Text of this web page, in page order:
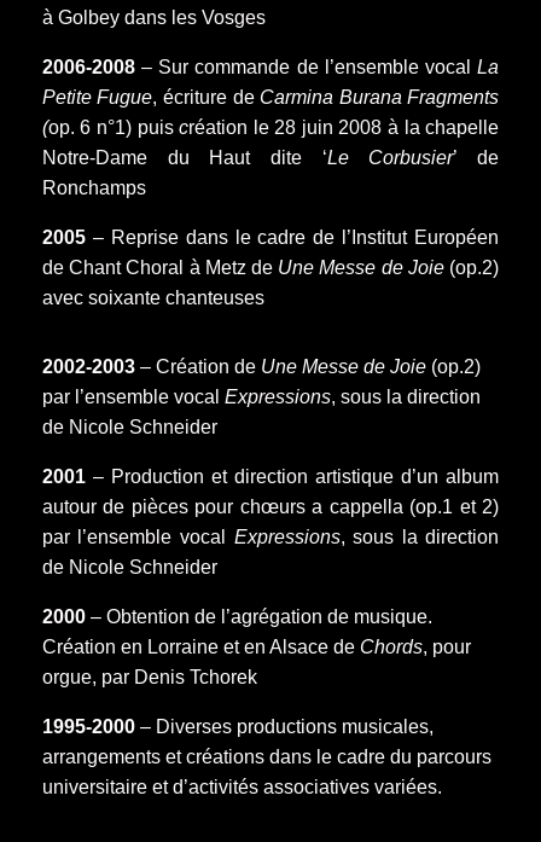
à Golbey dans les Vosges
2006-2008– Sur commande de l’ensemble vocalLa
Petite Fugue, écriture de Carmina Burana Fragments
(op. 6 n°1) puiscréation le 28 juin 2008 à la chapelle
Notre-Dame du Haut dite ‘Le Corbusier’ de
Ronchamps
2005– Reprise dans le cadre de l’Institut Européen
de Chant Choral à Metz de Une Messe de Joie(op.2)
avec soixante chanteuses
2002-2003– Création de Une Messe de Joie(op.2)
par l’ensemble vocal Expressions, sous la direction
de Nicole Schneider
2001– Production et direction artistique d’un album
autour de pièces pour chœurs a cappella (op.1 et 2)
par l’ensemble vocal Expressions, sous la direction
de Nicole Schneider
2000– Obtention de l’agrégation de musique.
Création en Lorraine et en Alsace de Chords, pour
orgue, par Denis Tchorek
1995-2000– Diverses productions musicales,
arrangements et créations dans le cadre du parcours
universitaire et d’activités associatives variées.